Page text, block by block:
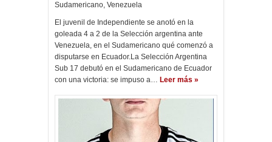
Sudamericano, Venezuela
El juvenil de Independiente se anotó en la
goleada 4 a 2 de la Selección argentina ante
Venezuela, en el Sudamericano qué comenzó a
disputarse en Ecuador.La Selección Argentina
Sub 17 debutó en el Sudamericano de Ecuador
con una victoria: se impuso a… Leer más »